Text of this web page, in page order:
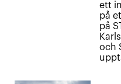
ett
på
på
och